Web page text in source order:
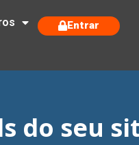
Entrar
do seu